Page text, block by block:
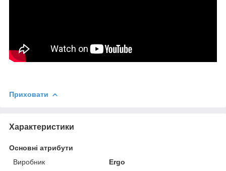
Приховати
Характеристики
Основні атрибути
Виробник
Ergo